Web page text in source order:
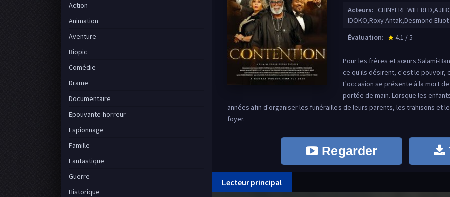
Acteurs: CHINYERE
IDOKO,Roxy Antak,Desmond Elliot
Évaluation:
star_rate
4.1 / 5
Pour les frères et sœurs Salami-
ce qu'ils désirent, c'est le pouvoir,
L'occasion se présente à la mort
portée de main. Lorsque les
années afin d'organiser les funérailles de leurs parents, les trahisons et
foyer.
Regarder
Lecteur principal
Action
Animation
Aventure
Biopic
Comédie
Drame
Documentaire
Epouvante-horreur
Espionnage
Famille
Fantastique
Guerre
Historique